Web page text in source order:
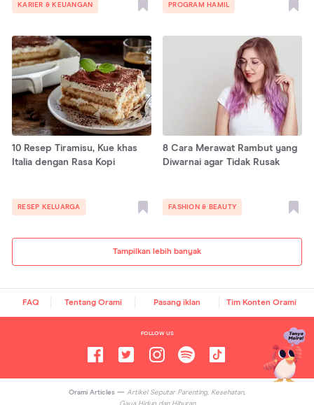
Tampilkan lebih banyak
KARIER & KEUANGAN PROGRAM HAMIL
10 Resep Tiramisu, Kue khas
Italia dengan Rasa Kopi
RESEP KELUARGA
8 Cara Merawat Rambut yang
Diwarnai agar Tidak Rusak
FASHION & BEAUTY
FAQ Tentang Orami Pasang iklan Tim Konten Orami
FOLLOW US
Orami Articles — Artikel Seputar Parenting, Kesehatan,